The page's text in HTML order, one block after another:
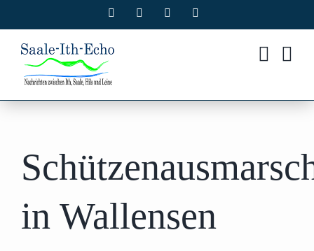
Inhalt
springen
Facebook Instagram
in Wallensen